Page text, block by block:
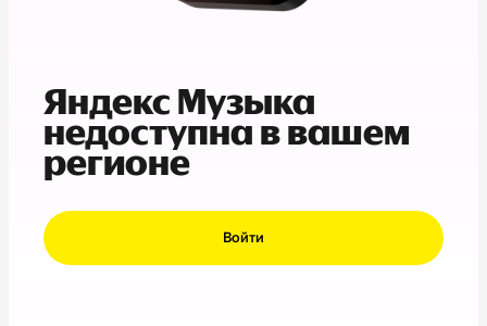
Яндекс Музыка
недоступна в вашем
регионе
Войти